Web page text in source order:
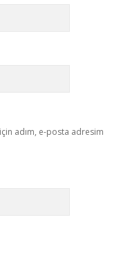
adım, e-posta adresim